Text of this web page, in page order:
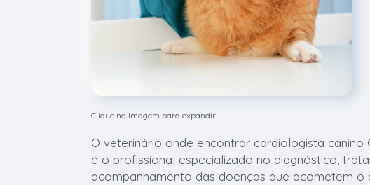
Clique na imagem para expandir
O veterinário onde encontrar cardiologista canino
é o profissional especializado no diagnóstico,
acompanhamento das doenças que acometem o